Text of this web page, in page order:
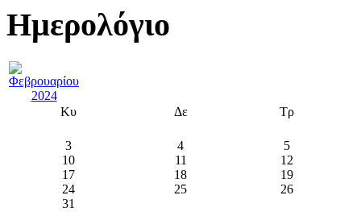
Ημερολόγιο
Κυ Δε Τρ
3 4
5
10
11
12
17
18
19
24
25
26
31